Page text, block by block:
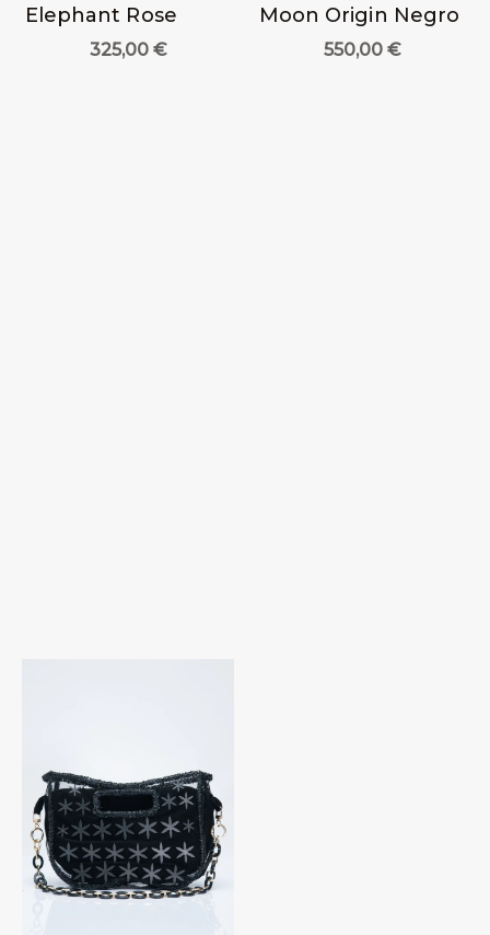
Elephant Rose
325,00 €
Moon Origin Negro
550,00 €